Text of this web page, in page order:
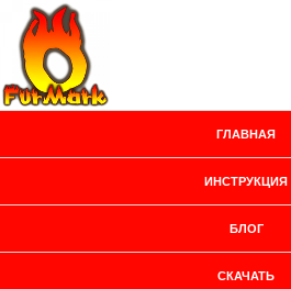
ГЛАВНАЯ
ИНСТРУКЦИЯ
БЛОГ
СКАЧАТЬ